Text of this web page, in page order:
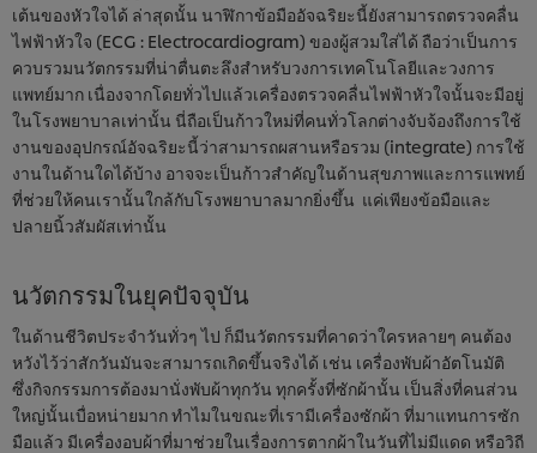
เต้นของหัวใจได้ ล่าสุดนั้น นาฬิกาข้อมืออัจฉริยะนี้ยังสามารถตรวจคลื่น
ไฟฟ้าหัวใจ (ECG : Electrocardiogram) ของผู้สวมใส่ได้ ถือว่าเป็นการ
ควบรวมนวัตกรรมที่น่าตื่นตะลึงสำหรับวงการเทคโนโลยีและวงการ
แพทย์มาก เนื่องจากโดยทั่วไปแล้วเครื่องตรวจคลื่นไฟฟ้าหัวใจนั้นจะมีอยู่
ในโรงพยาบาลเท่านั้น นี่ถือเป็นก้าวใหม่ที่คนทั่วโลกต่างจับจ้องถึงการใช้
งานของอุปกรณ์อัจฉริยะนี้ว่าสามารถผสานหรือรวม (integrate) การใช้
งานในด้านใดได้บ้าง อาจจะเป็นก้าวสำคัญในด้านสุขภาพและการแพทย์
ที่ช่วยให้คนเรานั้นใกล้กับโรงพยาบาลมากยิ่งขึ้น แค่เพียงข้อมือและ
ปลายนิ้วสัมผัสเท่านั้น
นวัตกรรมในยุคปัจจุบัน
ในด้านชีวิตประจำวันทั่วๆ ไป ก็มีนวัตกรรมที่คาดว่าใครหลายๆ คนต้อง
หวังไว้ว่าสักวันมันจะสามารถเกิดขึ้นจริงได้ เช่น เครื่องพับผ้าอัตโนมัติ
ซึ่งกิจกรรมการต้องมานั่งพับผ้าทุกวัน ทุกครั้งที่ซักผ้านั้น เป็นสิ่งที่คนส่วน
ใหญ่นั้นเบื่อหน่ายมาก ทำไมในขณะที่เรามีเครื่องซักผ้า ที่มาแทนการซัก
มือแล้ว มีเครื่องอบผ้าที่มาช่วยในเรื่องการตากผ้าในวันที่ไม่มีแดด หรือวิถี